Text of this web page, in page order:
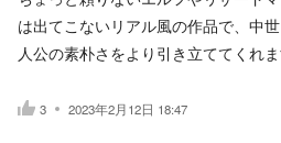
は出てこないリアル風の作品で、中
人公の素朴さをより引き立ててくれま
3 2023年2月12日 18:47